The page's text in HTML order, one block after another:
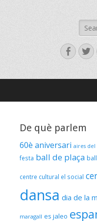
for:
De què parlem
60è aniversari aires
festa ball de plaça
centre cultural el social
dansa dia de la
maragall es jaleo